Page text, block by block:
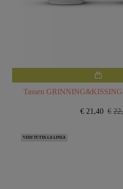
Tassen GRINNING&KISSING
€
Il
€ 21,40 Il
VEDI TUTTA LA LINEA